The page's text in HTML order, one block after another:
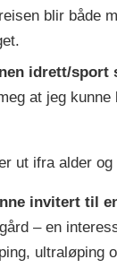
blir både
idrett/
at jeg
ut ifra alder
invitert til
– en
ultraløping